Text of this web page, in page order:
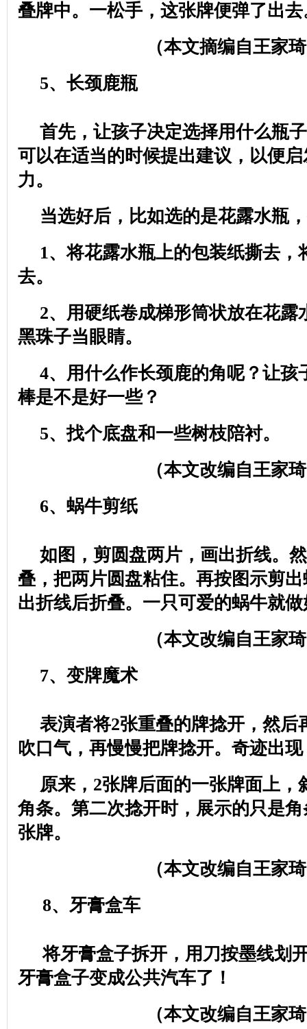
叠牌中。一松手，这张牌便弹了出去
（本文摘编自王家
5、长颈鹿瓶
首先，让孩子决定选择用什么瓶
可以在适当的时候提出建议，以便
力。
当选好后，比如选的是花露水瓶
1、将花露水瓶上的包装纸撕去，
去。
2、用硬纸卷成梯形筒状放在花露
黑珠子当眼睛。
4、用什么作长颈鹿的角呢？让孩
棒是不是好一些？
5、找个底盘和一些树枝陪衬。
（本文改编自王家
6、蜗牛剪纸
如图，剪圆盘两片，画出折线。
叠，把两片圆盘粘住。再按图示剪
出折线后折叠。一只可爱的蜗牛就
（本文改编自王家
7、变牌魔术
表演者将2张重叠的牌捻开，然后
吹口气，再慢慢把牌捻开。奇迹出现
原来， 2张牌后面的一张牌面上，
角条。第二次捻开时，展示的只是
张牌。
（本文改编自王家
8、牙膏盒车
将牙膏盒子拆开，用刀按墨线划
牙膏盒子变成公共汽车了！
（本文改编自王家